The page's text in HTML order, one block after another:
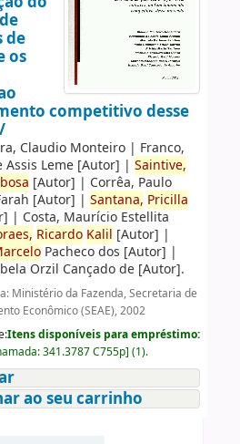
de
os
competitivo desse
Claudio Monteiro| Franco,
Assis Leme[Autor] | Saintive,
[Autor] | Corrêa, Paulo
[Autor] | Santana, Pricilla
| Costa, Maurício Estellita
Ricardo Kalil [Autor] |
Pacheco dos [Autor] |
Orzil Cançado de[Autor].
Ministério da Fazenda, Secretaria de
Econômico (SEAE), 2002
Itens disponíveis para empréstimo:
341.3787 C755p] (1).
ao seu carrinho